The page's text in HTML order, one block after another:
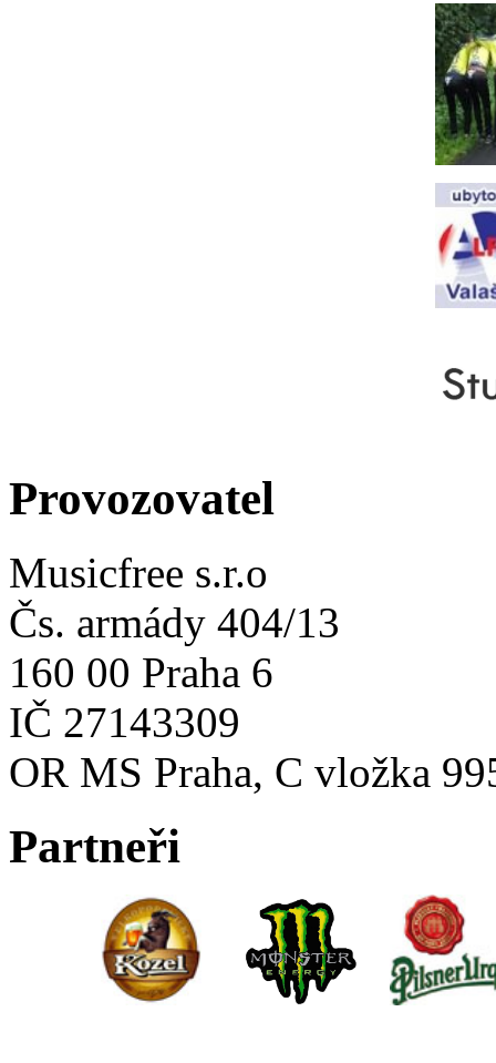
Provozovatel
Musicfree s.r.o
Čs. armády 404/13
160 00 Praha 6
IČ 27143309
OR MS Praha, C vložka
Partneři